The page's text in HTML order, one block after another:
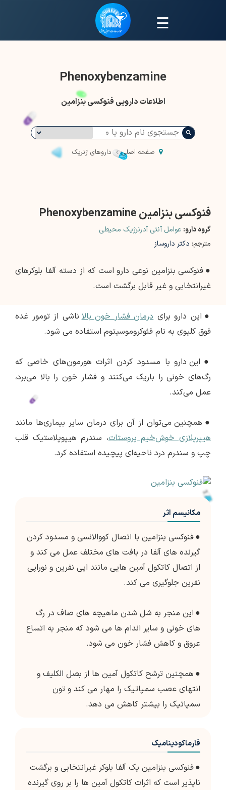
☰
Phenoxybenzamine
اطلاعات دارویی فنوکسی بنزامین
صفحه اصلی داروهای ژنریک
فنوکسی بنزامین Phenoxybenzamine
گروه دارو: عوامل آنتی آدرنرژیک محیطی
مترجم: دکتر داروساز
● فنوکسی بنزامین نوعی دارو است که از دسته آلفا بلوکرهای
غیرانتخابی و غیر قابل برگشت است.
● این دارو برایدرمان فشار خون بالاناشی از تومور غده
فوق کلیوی به نام فئوکروموسیتوم استفاده می شود.
● این دارو با مسدود کردن اثرات هورمون‌های خاصی که
رگ‌های خونی را باریک می‌کنند و فشار خون را بالا می‌برد،
عمل می‌کند.
● همچنین می‌توان از آن برای درمان سایر بیماری‌ها مانند
هیپرپلازی خوش‌خیم پروستات، سندرم هیپوپلاستیک قلب
چپ و سندرم درد ناحیه‌ای پیچیده استفاده کرد.
مکانیسم اثر
●فنوکسی بنزامین با اتصال کووالانسی و مسدود کردن
گیرنده های آلفا در بافت های مختلف عمل می کند و
از اتصال کاتکول آمین هایی مانند اپی نفرین و نوراپی
نفرین جلوگیری می کند.
● این منجر به شل شدن ماهیچه های صاف در رگ
های خونی و سایر اندام ها می شود که منجر به اتساع
عروق و کاهش فشار خون می شود.
● همچنین ترشح کاتکول آمین ها از بصل الکلیف و
انتهای عصب سمپاتیک را مهار می کند و تون
سمپاتیک را بیشتر کاهش می دهد.
فارماکودینامیک
●فنوکسی بنزامین یک آلفا بلوکر غیرانتخابی و برگشت
ناپذیر است که اثرات کاتکول آمین ها را بر روی گیرنده